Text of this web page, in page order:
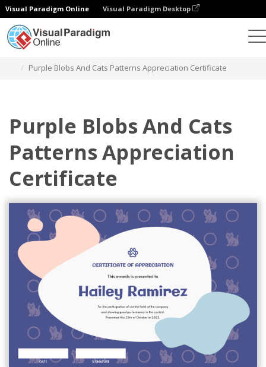
Visual Paradigm Online Visual Paradigm Desktop
Purple Blobs And Cats Patterns Appreciation Certificate
Purple Blobs And Cats
Patterns Appreciation
Certificate